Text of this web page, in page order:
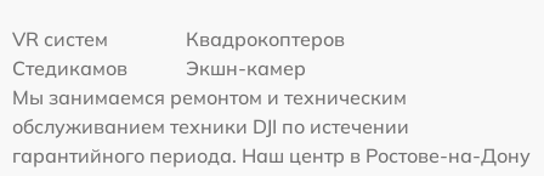
VR систем
Квадрокоптеров
Стедикамов
Экшн-камер
Мы занимаемся ремонтом и техническим
обслуживанием техники DJI по истечении
гарантийного периода. Наш центр в Ростове-на-Дону